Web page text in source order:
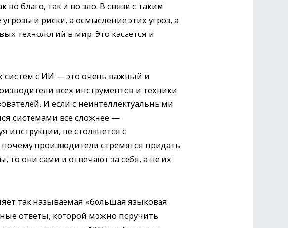
благо, так и во зло. В связи с таким
и риски, а осмысление этих угроз, а
технологий в мир. Это касается и
систем с ИИ — это очень важный и
всех инструментов и техники
И если с неинтеллектуальными
системами все сложнее —
инструкции, не столкнется с
производители стремятся придать
то они сами и отвечают за себя, а не их
так называемая «большая языковая
ответы, которой можно поручить